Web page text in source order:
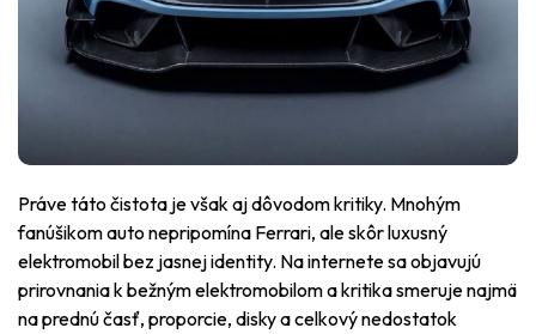
Práve táto čistota je však aj dôvodom kritiky. Mnohým
fanúšikom auto nepripomína Ferrari, ale skôr luxusný
elektromobil bez jasnej identity. Na internete sa objavujú
prirovnania k bežným elektromobilom a kritika smeruje najmä
na prednú časť, proporcie, disky a celkový nedostatok